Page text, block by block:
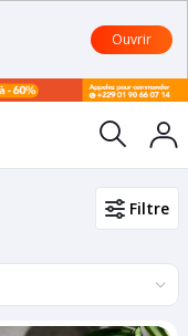
Ouvrir
Filtre